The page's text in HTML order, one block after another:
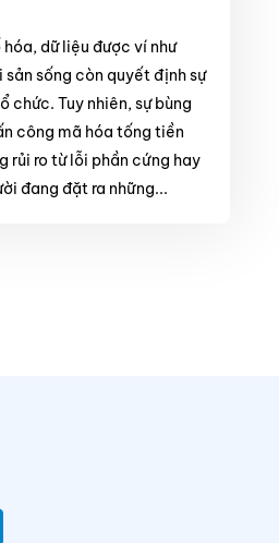
dữ liệu được ví như
sản sống còn quyết định sự
chức. Tuy nhiên, sự bùng
công mã hóa tống tiền
rủi ro từ lỗi phần cứng hay
đang đặt ra những...